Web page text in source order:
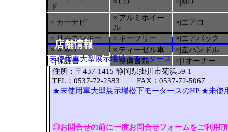
ド
×|カーナビ
×|アルミホイー
ル
×|エアロ
×|リモコンキー
×|キーフリー
×|エアバック
×|４WD
×|ディーゼル車
×|左ハンドル
○|保証書 ×|整備書類 ×|1オーナー
店舗情報
未使用車大型展示場松下モータース
住所：〒437-1415 静岡県掛川市菊浜59-1
TEL：0537-72-2583 FAX：0537-72-5067
★未使用車大型展示場松下モータースのHP ★未使
◎お問合せの前に一度お問合せフォームをご利用